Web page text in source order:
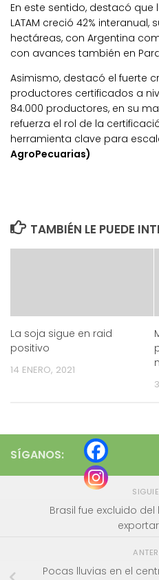
En este sentido, destacó
LATAM creció 42%
hectáreas, con Argentina
con avances también en
Asimismo, destacó el fuerte
productores certificados a
84.000 productores, en su
refuerza el rol de la
herramienta clave para
AgroPecuarias)
TAMBIÉN LE PUEDE
La soja sigue en raid
positivo
14 ENERO, 2021
SÍGANOS:
Brasil fue excluido
Pocas lluvias en el